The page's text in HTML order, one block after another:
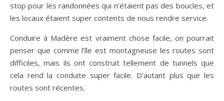
stop pour les randonnées qui n’étaient pas des boucles, et
les locaux étaient super contents de nous rendre service.
Conduire à Madère est vraiment chose facile, on pourrait
penser que comme l’île est montagneuse les routes sont
difficiles, mais ils ont construit tellement de tunnels que
cela rend la conduite super facile. D’autant plus que les
routes sont récentes.